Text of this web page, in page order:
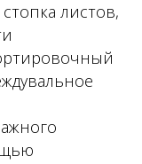
листов,